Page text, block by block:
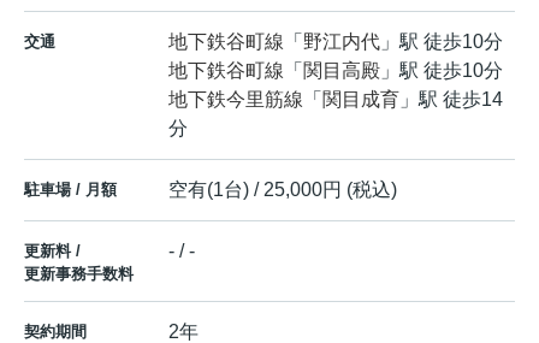
交通 地下鉄谷町線 「 野江内代 」駅 徒歩10分
地下鉄谷町線 「 関目高殿 」駅 徒歩10分
地下鉄今里筋線 「 関目成育 」駅 徒歩14
分
駐車場 / 月額 空有(1台) / 25,000円 (税込)
更新料 /
更新事務手数料
- / -
契約期間 2年